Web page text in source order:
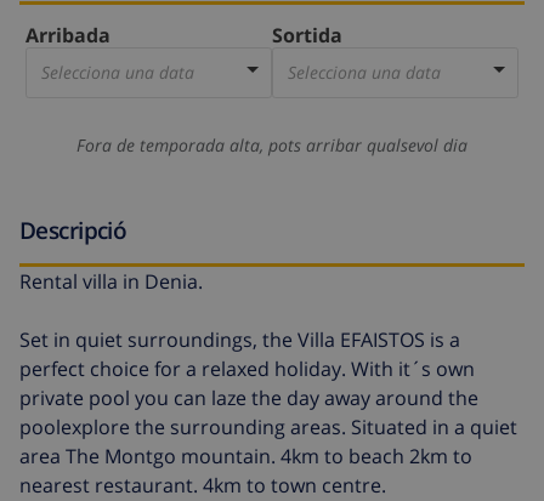
Arribada
Selecciona una data
Sortida
Selecciona una data
Fora de temporada alta, pots arribar qualsevol dia
Descripció
Rental villa in Denia.
Set in quiet surroundings, the Villa EFAISTOS is a
perfect choice for a relaxed holiday. With it´s own
private pool you can laze the day away around the
poolexplore the surrounding areas. Situated in a quiet
area The Montgo mountain. 4km to beach 2km to
nearest restaurant. 4km to town centre.